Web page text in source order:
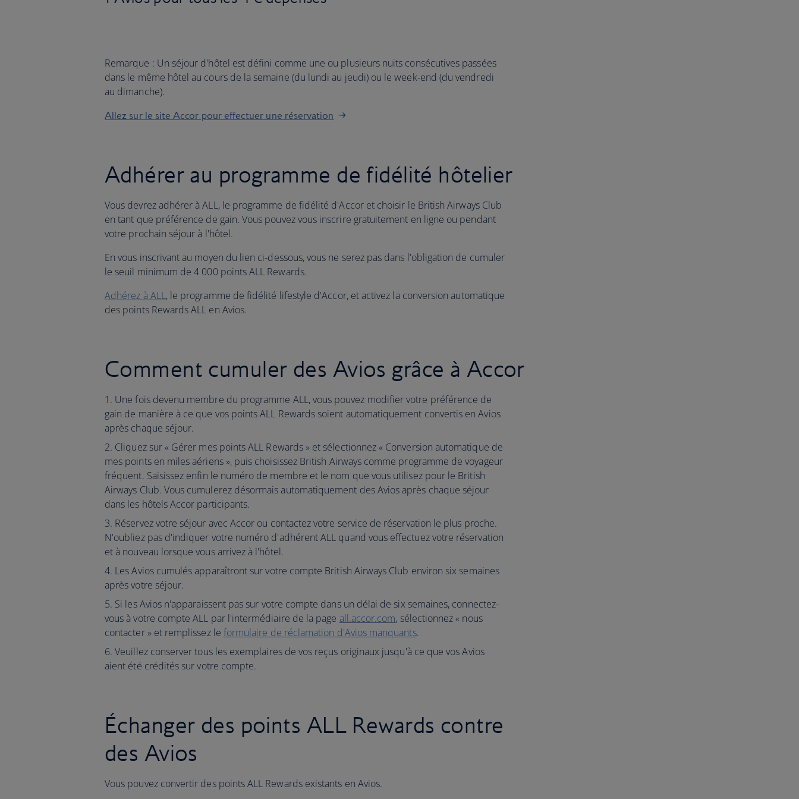
Remarque : Un séjour d'hôtel est défini comme une ou plusieurs nuits consécutives passées
dans le même hôtel au cours de la semaine (du lundi au jeudi) ou le week-end (du vendredi
au dimanche).
Allez sur le site Accor pour effectuer une réservation
Adhérer au programme de fidélité hôtelier
Vous devrez adhérer à ALL, le programme de fidélité d'Accor et choisir le British Airways Club
en tant que préférence de gain. Vous pouvez vous inscrire gratuitement en ligne ou pendant
votre prochain séjour à l'hôtel.
En vous inscrivant au moyen du lien ci-dessous, vous ne serez pas dans l'obligation de cumuler
le seuil minimum de 4 000 points ALL Rewards.
Adhérez à ALL, le programme de fidélité lifestyle d'Accor, et activez la conversion automatique
des points Rewards ALL en Avios.
Comment cumuler des Avios grâce à Accor
Une fois devenu membre du programme ALL, vous pouvez modifier votre préférence de
gain de manière à ce que vos points ALL Rewards soient automatiquement convertis en Avios
après chaque séjour.
Cliquez sur « Gérer mes points ALL Rewards » et sélectionnez « Conversion automatique de
mes points en miles aériens », puis choisissez British Airways comme programme de voyageur
fréquent. Saisissez enfin le numéro de membre et le nom que vous utilisez pour le British
Airways Club. Vous cumulerez désormais automatiquement des Avios après chaque séjour
dans les hôtels Accor participants.
Réservez votre séjour avec Accor ou contactez votre service de réservation le plus proche.
N'oubliez pas d'indiquer votre numéro d'adhérent ALL quand vous effectuez votre réservation
et à nouveau lorsque vous arrivez à l'hôtel.
Les Avios cumulés apparaîtront sur votre compte British Airways Club environ six semaines
après votre séjour.
Si les Avios n'apparaissent pas sur votre compte dans un délai de six semaines, connectez-
vous à votre compte ALL par l'intermédiaire de la page all.accor.com, sélectionnez « nous
contacter » et remplissez le formulaire de réclamation d'Avios manquants.
Veuillez conserver tous les exemplaires de vos reçus originaux jusqu'à ce que vos Avios
aient été crédités sur votre compte.
Échanger des points ALL Rewards contre
des Avios
Vous pouvez convertir des points ALL Rewards existants en Avios.